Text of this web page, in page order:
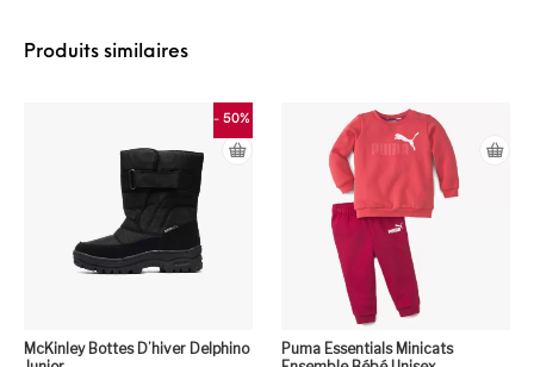
Produits similaires
- 50%
McKinley Bottes D’hiver Delphino
Puma Essentials Minicats